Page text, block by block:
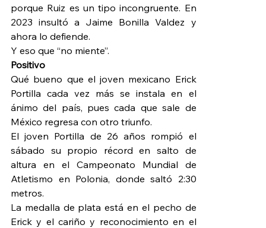
porque Ruiz es un tipo incongruente. En
2023 insultó a Jaime Bonilla Valdez y
ahora lo defiende.
Y eso que “no miente”.
Positivo
Qué bueno que el joven mexicano Erick
Portilla cada vez más se instala en el
ánimo del país, pues cada que sale de
México regresa con otro triunfo.
El joven Portilla de 26 años rompió el
sábado su propio récord en salto de
altura en el Campeonato Mundial de
Atletismo en Polonia, donde saltó 2:30
metros.
La medalla de plata está en el pecho de
Erick y el cariño y reconocimiento en el